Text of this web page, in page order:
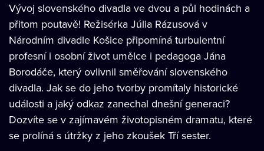
Vývoj slovenského divadla ve dvou a půl hodinách a
přitom poutavě! Režisérka Júlia Rázusová v
Národním divadle Košice připomíná turbulentní
profesní i osobní život umělce i pedagoga Jána
Borodáče, který ovlivnil směřování slovenského
divadla. Jak se do jeho tvorby promítaly historické
události a jaký odkaz zanechal dnešní generaci?
Dozvíte se v zajímavém životopisném dramatu, které
se prolíná s útržky z jeho zkoušek Tří sester.